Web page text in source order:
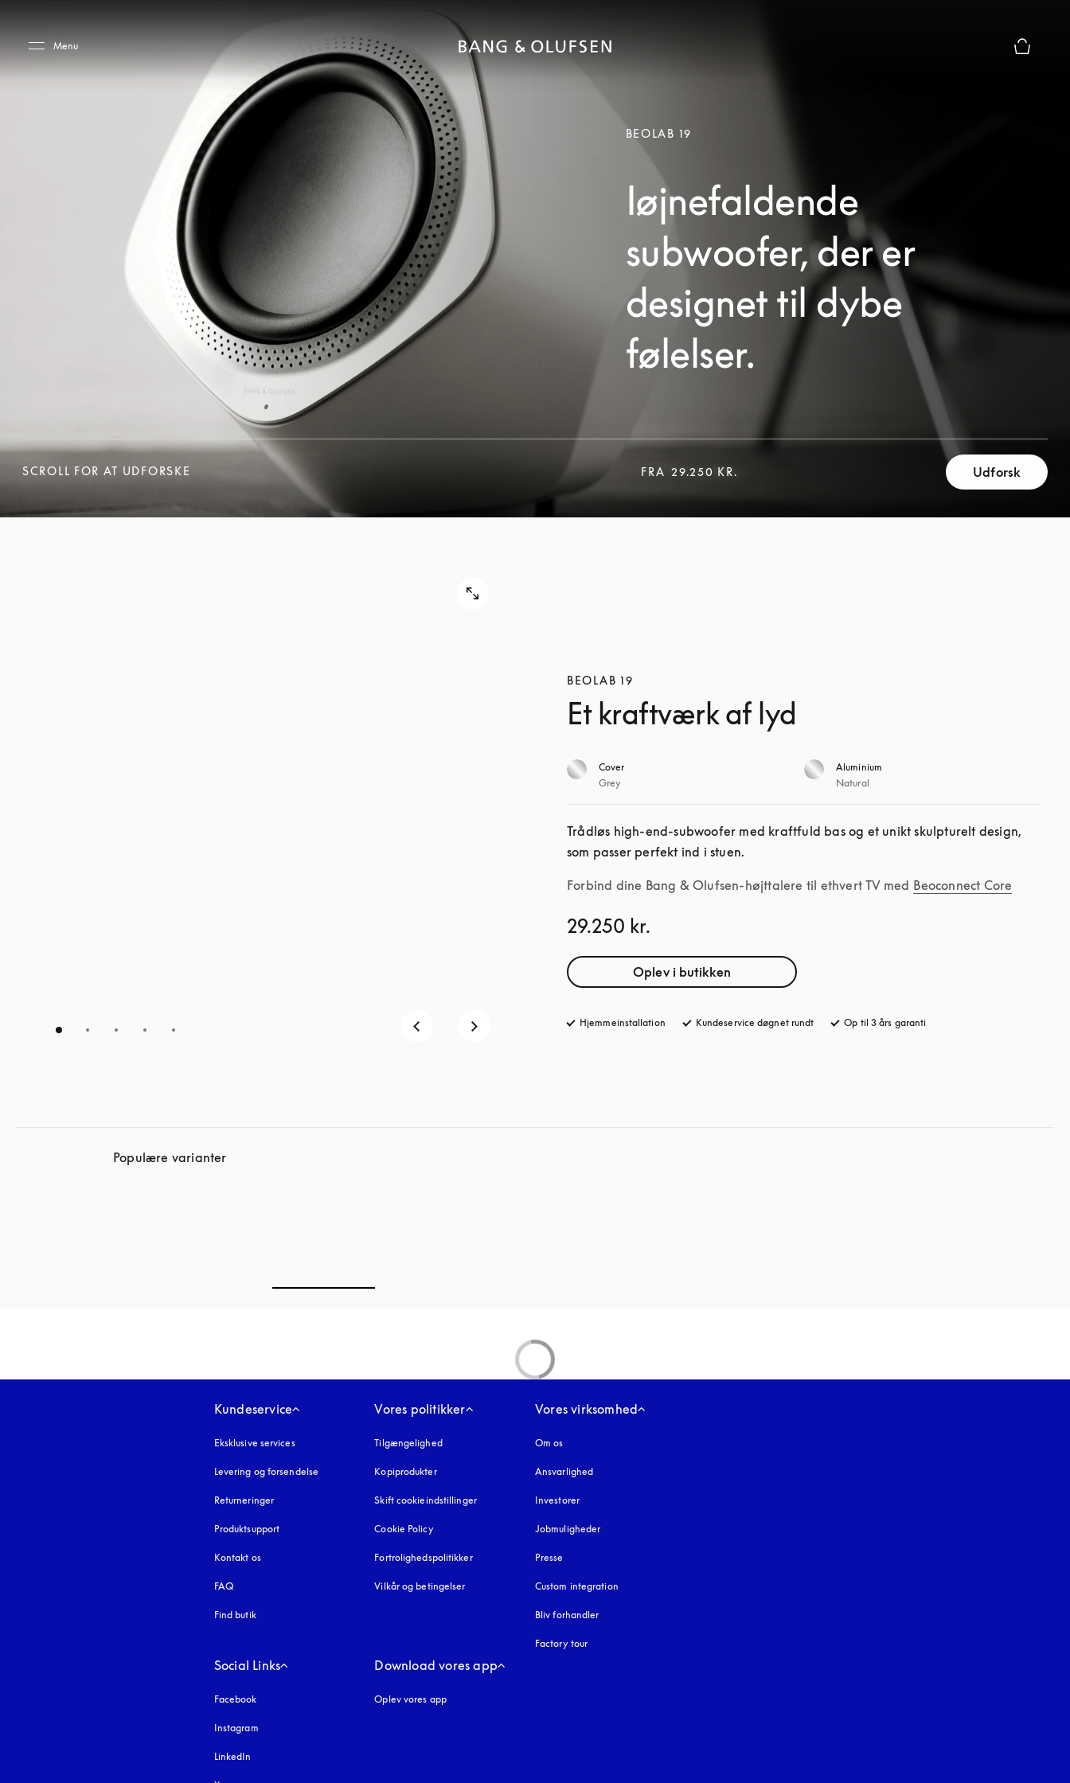
Menu
BEOLAB 19
Iøjnefaldende
subwoofer, der er
designet til dybe
følelser.
SCROLL FOR AT UDFORSKE
SCROLL FOR AT UDFORSKE
FRA 29.250 KR. Udforsk
BEOLAB 19
Et kraftværk af lyd
Cover
Grey
Aluminium
Natural
29.250 kr.
Oplev i butikken
Trådløs high-end-subwoofer med kraftfuld bas og et unikt skulpturelt design,
som passer perfekt ind i stuen.
Forbind dine Bang & Olufsen-højttalere til ethvert TV med Beoconnect Core
Hjemmeinstallation Kundeservice døgnet rundt åbnes under en ny fane
Op til 3 års garanti
Populære varianter
Kundeservice
Eksklusive services
Levering og forsendelse
Returneringer
Produktsupport
Kontakt os
FAQ
Find butik
Vores politikker
Tilgængelighedåbnes under en ny fane
Kopiprodukteråbnes under en ny fane
Skift cookieindstillinger
Cookie Policyåbnes under en ny fane
Fortrolighedspolitikkeråbnes under en ny fane
Vilkår og betingelser
Vores virksomhed
Om os
Ansvarlighed
Investorer
Jobmuligheder
Presse
Custom integration
Bliv forhandler
Factory tour
Social Links
Facebook
Instagram
LinkedIn
Download vores app
Oplev vores app